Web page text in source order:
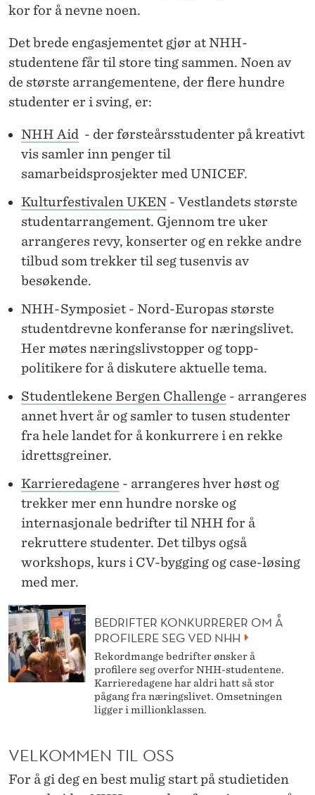
kor for å nevne noen.
Det brede engasjementet gjør at NHH-
studentene får til store ting sammen. Noen av
de største arrangementene, der flere hundre
studenter er i sving, er:
NHH Aid - der førsteårsstudenter på kreativt
vis samler inn penger til
samarbeidsprosjekter med UNICEF.
Kulturfestivalen UKEN - Vestlandets største
studentarrangement. Gjennom tre uker
arrangeres revy, konserter og en rekke andre
tilbud som trekker til seg tusenvis av
besøkende.
NHH-Symposiet - Nord-Europas største
studentdrevne konferanse for næringslivet.
Her møtes næringslivstopper og topp-
politikere for å diskutere aktuelle tema.
Studentlekene Bergen Challenge - arrangeres
annet hvert år og samler to tusen studenter
fra hele landet for å konkurrere i en rekke
idrettsgreiner.
Karrieredagene - arrangeres hver høst og
trekker mer enn hundre norske og
internasjonale bedrifter til NHH for å
rekruttere studenter. Det tilbys også
workshops, kurs i CV-bygging og case-løsing
med mer.
BEDRIFTER KONKURRERER OM Å
PROFILERE SEG VED NHH
Rekordmange bedrifter ønsker å
profilere seg overfor NHH-studentene.
Karrieredagene har aldri hatt så stor
pågang fra næringslivet. Omsetningen
ligger i millionklassen.
VELKOMMEN TIL OSS
For å gi deg en best mulig start på studietiden